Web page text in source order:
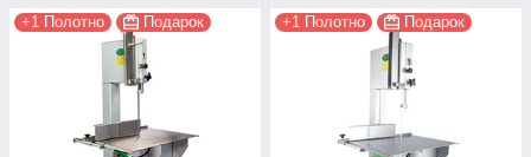
+1 Полотно Подарок +1 Полотно Подарок